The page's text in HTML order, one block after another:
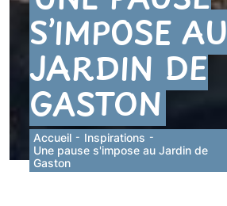
S’IMPOSE AU
JARDIN DE
GASTON
Accueil - Inspirations -
Une pause s'impose au Jardin de
Gaston